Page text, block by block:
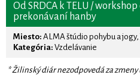
Od SRDCA k TELU / workshop
prekonávaní hanby
Miesto: ALMA štúdio pohybu a jogy,
Kategória: Vzdelávanie
* Žilinský diár nezodpovedá za